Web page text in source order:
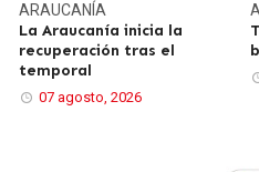
ARAUCANÍA
La Araucanía inicia la
recuperación tras el
temporal
07 agosto, 2026